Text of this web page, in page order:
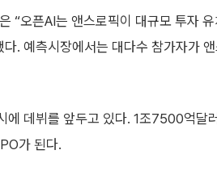
“오픈AI는 앤스로픽이 대규모 투자
. 예측시장에서는 대다수 참가자가
에 데뷔를 앞두고 있다. 1조7500억달
가 된다.